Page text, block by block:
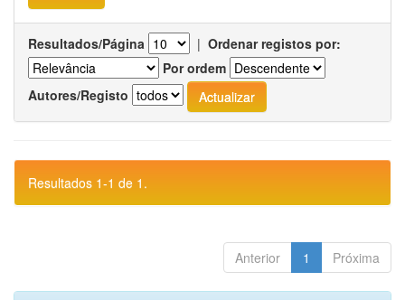
Resultados/Página | Ordenar registos por:
Por ordem
Autores/Registo
Resultados 1-1 de 1.
Anterior 1 Próxima